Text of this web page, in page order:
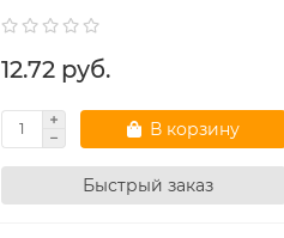
12.72 руб.
В корзину
Быстрый заказ